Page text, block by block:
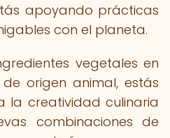
apoyando prácticas
con el planeta.
vegetales en
origen animal, estás
la creatividad culinaria
combinaciones de